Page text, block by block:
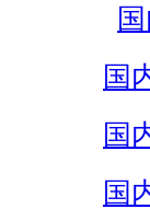
国
国
国